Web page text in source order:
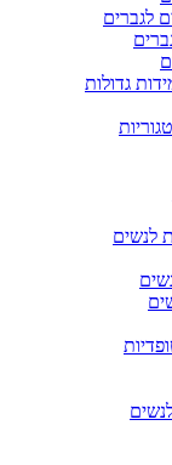
לגברים
גדולות
לנשים